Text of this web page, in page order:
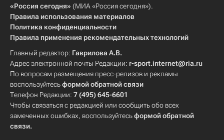
«Россия сегодня» (МИА «Россия сегодня»).
Правила использования материалов
Политика конфиденциальности
Правила применения рекомендательных технологий
Главный редактор: Гаврилова А.В.
Адрес электронной почты Редакции: r-sport.internet@ria.ru
По вопросам размещения пресс-релизов и рекламы
воспользуйтесьформой обратной связи
Телефон Редакции: 7 (495) 645-6601
Чтобы связаться с редакцией или сообщить обо всех
замеченных ошибках, воспользуйтесьформой обратной
связи.